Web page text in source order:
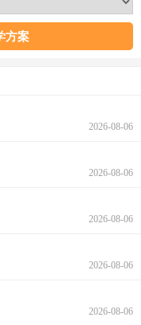
2026-08-06
2026-08-06
2026-08-06
2026-08-06
2026-08-06